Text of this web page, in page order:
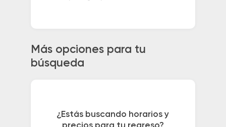
Más opciones para tu
búsqueda
¿Estás buscando horarios y